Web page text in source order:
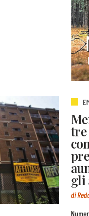
tre
gli
di